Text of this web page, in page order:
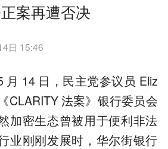
案再遭否决
日 15:46
月 14 日，民主党参议员 Eliz
CLARITY 法案》银行委员会
加密生态曾被用于便利非法
业刚刚发展时，华尔街银行